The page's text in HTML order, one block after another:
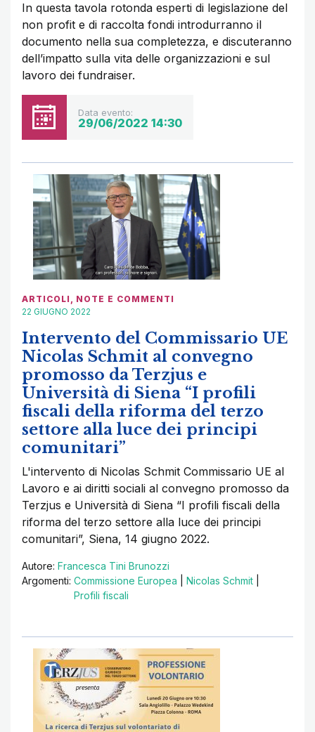
In questa tavola rotonda esperti di legislazione del
non profit e di raccolta fondi introdurranno il
documento nella sua completezza, e discuteranno
dell’impatto sulla vita delle organizzazioni e sul
lavoro dei fundraiser.
Data evento:
29/06/2022 14:30
ARTICOLI , NOTE E COMMENTI
22 GIUGNO 2022
Intervento del Commissario UE
Nicolas Schmit al convegno
promosso da Terzjus e
Università di Siena “I profili
fiscali della riforma del terzo
settore alla luce dei principi
comunitari”
L'intervento di Nicolas Schmit Commissario UE al
Lavoro e ai diritti sociali al convegno promosso da
Terzjus e Università di Siena “I profili fiscali della
riforma del terzo settore alla luce dei principi
comunitari”, Siena, 14 giugno 2022.
Autore: Francesca Tini Brunozzi
Argomenti: Commissione Europea Nicolas Schmit
Profili fiscali